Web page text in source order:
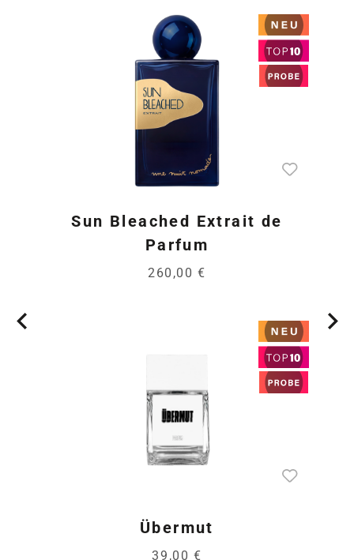
Sun Bleached Extrait de
Parfum
260,00 €
Übermut
39,00 €